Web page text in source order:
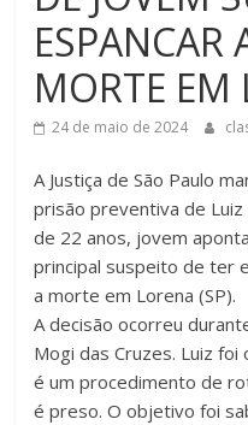
ESPANCAR
MORTE EM
24 de maio de 2024
A Justiça de São Paulo
prisão preventiva de
de 22 anos, jovem
principal suspeito de ter
a morte em Lorena (SP).
A decisão ocorreu
Mogi das Cruzes. Luiz foi
é um procedimento de
é preso. O objetivo foi